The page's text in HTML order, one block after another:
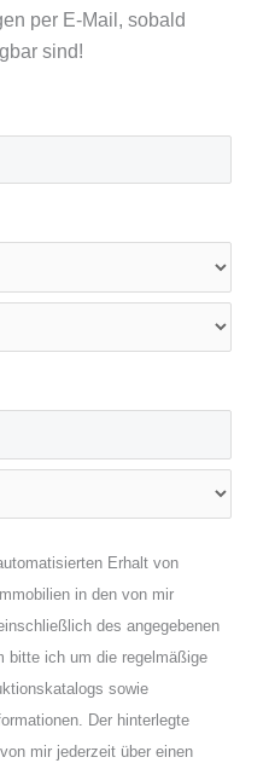
per E-Mail, sobald
sind!
Erhalt von
in den von mir
des angegebenen
bitte ich um die regelmäßige
sowie
Der hinterlegte
mir jederzeit über einen